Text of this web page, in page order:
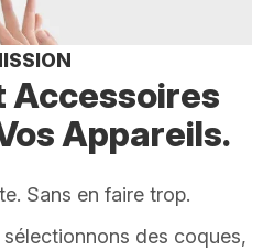
Accessoires
Appareils.
Sans en faire trop.
des coques,